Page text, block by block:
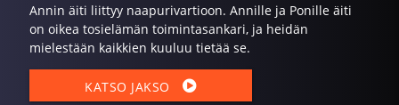
Annin äiti liittyy naapurivartioon. Annille ja Ponille äiti
on oikea tosielämän toimintasankari, ja heidän
mielestään kaikkien kuuluu tietää se.
KATSO JAKSO